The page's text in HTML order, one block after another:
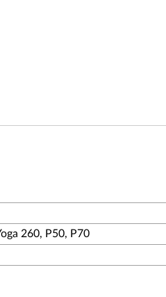
260, P50, P70